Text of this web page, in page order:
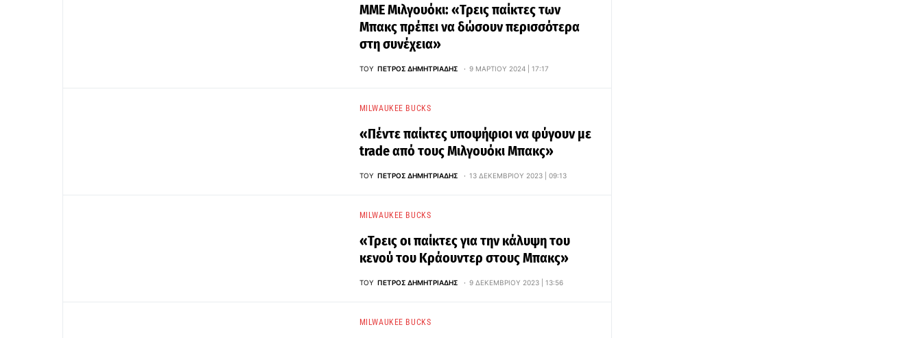
ΜΜΕ Μιλγουόκι: «Τρεις παίκτες των
Μπακς πρέπει να δώσουν περισσότερα
στη συνέχεια»
ΤΟΥ ΠΈΤΡΟΣ ΔΗΜΗΤΡΙΆΔΗΣ 9 ΜΑΡΤΊΟΥ 2024 | 17:17
MILWAUKEE BUCKS
«Πέντε παίκτες υποψήφιοι να φύγουν με
trade από τους Μιλγουόκι Μπακς»
ΤΟΥ ΠΈΤΡΟΣ ΔΗΜΗΤΡΙΆΔΗΣ 13 ΔΕΚΕΜΒΡΊΟΥ 2023 | 09:13
MILWAUKEE BUCKS
«Τρεις οι παίκτες για την κάλυψη του
κενού του Κράουντερ στους Μπακς»
ΤΟΥ ΠΈΤΡΟΣ ΔΗΜΗΤΡΙΆΔΗΣ 9 ΔΕΚΕΜΒΡΊΟΥ 2023 | 13:56
MILWAUKEE BUCKS